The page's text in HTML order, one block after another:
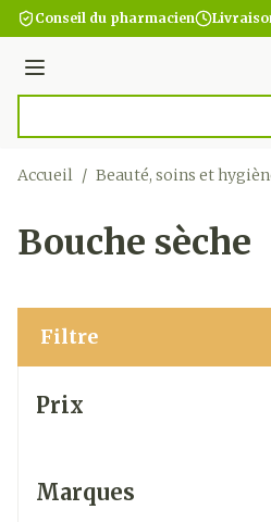
Aller au contenu
Conseil du pharmacien
Menu
Accueil / Beauté, soins et
Bouche sèche
Filtre
Prix
Marques